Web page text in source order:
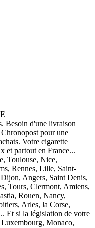
Besoin d'une livraison
pour une
Votre cigarette
et partout en France...
Toulouse, Nice,
Rennes, Lille, Saint-
Angers, Saint Denis,
Tours, Clermont, Amiens,
Rouen, Nancy,
Arles, la Corse,
Et si la législation de votre
Luxembourg, Monaco,